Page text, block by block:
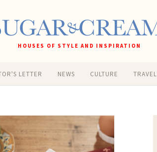
HOUSES OF STYLE AND INSPIRATION
LETTER NEWS CULTURE TRAVEL